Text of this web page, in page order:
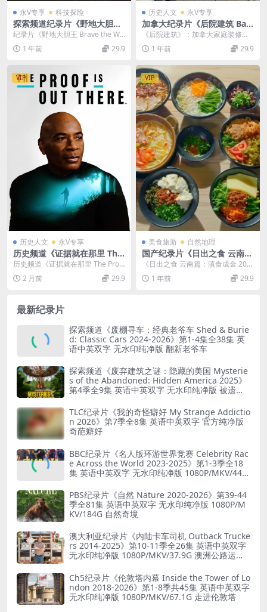
永V专享 科技探险
探索频道纪录片《野地大胆王/
狼叔荒野探险 Brave the Wil
d 2020-2022》第1-4季全72
集 英语中字 官方纯净版 1080
纪录片《野地大胆王 Brave the Wil
d 2020-2022》第1-4季...
1 年前 29.9
历史人文 永V专享
加拿大纪录片《后院建筑 Bac
kyard Builds 2017-2022》第
1-4季全41集 英语外挂中英双
字 官方纯净版 1080P/MP4/3
《后院建筑》：加拿大家庭装修真
人秀系列 《后院建筑 Backyard Bui
ld... 1 年前 29.9
VIP
历史人文 永V专享
历史频道《证据就在那里 The
Proof is Out There 2022》
第4季全18集 英语中英双字 官
方纯净版 1080P/MKV/39.7G
历史频道《证据就在那里 The Proo
f is Out There 2022》...
2 月前 29.9
VIP
美食旅游 自然地理
国产纪录片《日出之食 云南
篇：滇食成金 2017》国语中
字 720P/FLV/307MB 中国美
食纪录片
《日出之食 云南篇：滇食成金 201
7》：晨光中的云南美食与人文画卷
“中国人的...
1 年前 29.9
最新纪录片
探索频道《废棚寻车：经典老爷车 Shed & Burie
d: Classic Cars 2024-2026》第1-4集全38集 英
语中英双字 无水印纯净版 翻新老爷车
探索频道《废弃建筑之谜：隐藏的美国 Mysterie
s of the Abandoned: Hidden America 2025》
第4季全9集 英语中英双字 无水印纯净版 被遗弃
TLC纪录片《我的奇怪癖好 My Strange Addictio
n 2026》第7季全8集 英语中英双字 官方纯净版
奇葩癖好
BBC纪录片《名人版环游世界竞赛 Celebrity Rac
e Across the World 2023-2025》第1-3季全18
集 英语中英双字 无水印纯净版 1080P/MKV/44.8
PBS纪录片《自然 Nature 2020-2026》第39-44
季全81集 英语中英双字 无水印纯净版 1080P/M
KV/184G 自然奇境
澳大利亚纪录片《内陆卡车司机 Outback Trucke
rs 2014-2025》第10-11季全26集 英语中英双字
无水印纯净版 1080P/MKV/37.9G 澳洲公路运输
Ch5纪录片《伦敦塔内幕 Inside the Tower of Lo
ndon 2018-2026》第1-8季共45集 英语中英双字
无水印纯净版 1080P/MKV/67.1G 走进伦敦塔